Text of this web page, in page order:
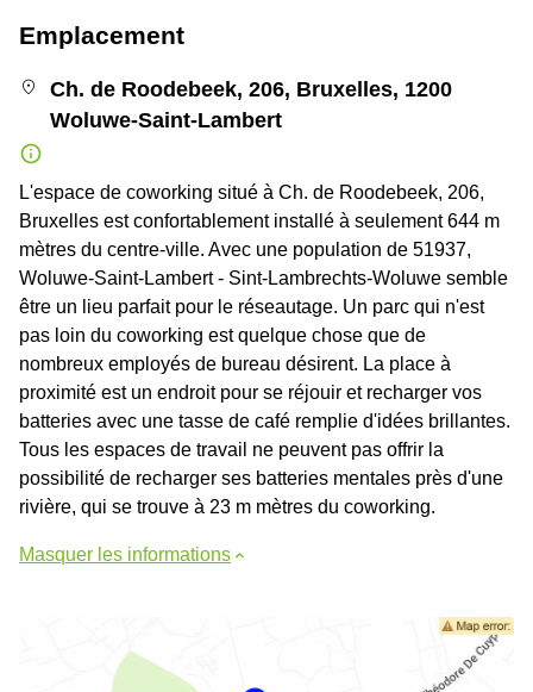
Emplacement
Ch. de Roodebeek, 206, Bruxelles, 1200
Woluwe-Saint-Lambert
L'espace de coworking situé à Ch. de Roodebeek, 206,
Bruxelles est confortablement installé à seulement 644 m
mètres du centre-ville. Avec une population de 51937,
Woluwe-Saint-Lambert - Sint-Lambrechts-Woluwe semble
être un lieu parfait pour le réseautage. Un parc qui n'est
pas loin du coworking est quelque chose que de
nombreux employés de bureau désirent. La place à
proximité est un endroit pour se réjouir et recharger vos
batteries avec une tasse de café remplie d'idées brillantes.
Tous les espaces de travail ne peuvent pas offrir la
possibilité de recharger ses batteries mentales près d'une
rivière, qui se trouve à 23 m mètres du coworking.
Masquer les informations